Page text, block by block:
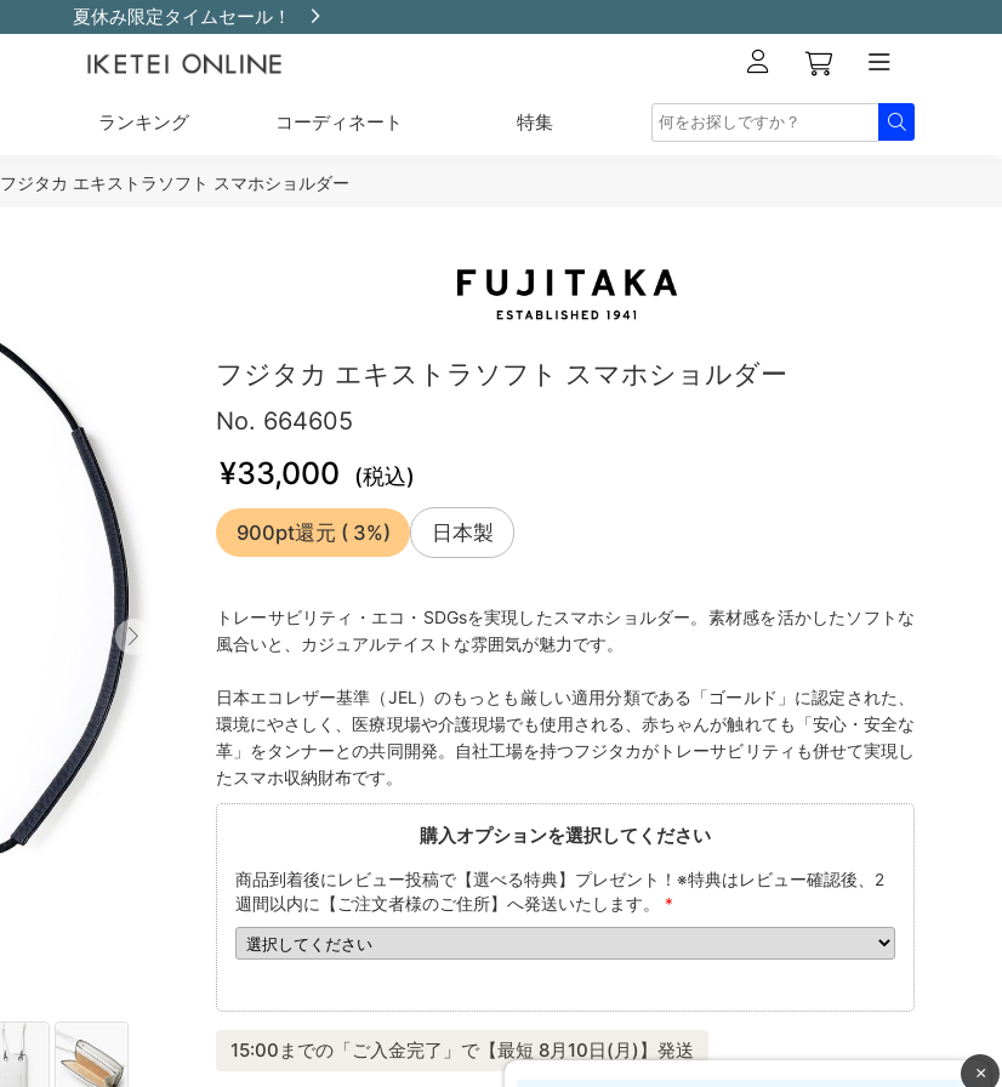
夏休み限定タイムセール！
ランキング コーディネート 特集
フジタカ エキストラソフト スマホショルダー
フジタカ エキストラソフト スマホショルダー
No. 664605
¥33,000 (税込)
900pt還元 ( 3%) 日本製
トレーサビリティ・エコ・SDGsを実現したスマホショルダー。素材感を活かしたソフトな
風合いと、カジュアルテイストな雰囲気が魅力です。
日本エコレザー基準（JEL）のもっとも厳しい適用分類である「ゴールド」に認定された、
環境にやさしく、医療現場や介護現場でも使用される、赤ちゃんが触れても「安心・安全な
革」をタンナーとの共同開発。自社工場を持つフジタカがトレーサビリティも併せて実現し
たスマホ収納財布です。
購入オプションを選択してください
商品到着後にレビュー投稿で【選べる特典】プレゼント！※特典はレビュー確認後、2
週間以内に【ご注文者様のご住所】へ発送いたします。
*
15:00までの「ご入金完了」で【最短 8月10日(月)】発送